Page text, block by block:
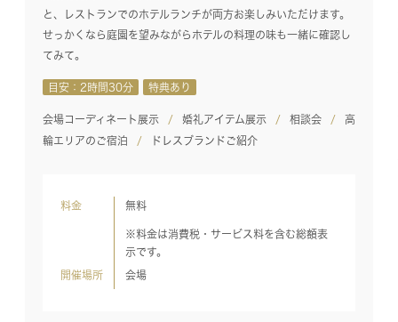
と、レストランでのホテルランチが両方お楽しみいただけます。
せっかくなら庭園を望みながらホテルの料理の味も一緒に確認し
てみて。
目安：2時間30分 特典あり
会場コーディネート展示 婚礼アイテム展示 相談会
高
輪エリアのご宿泊
ドレスブランドご紹介
料金 無料
※料金は消費税・サービス料を含む総額表
示です。
開催場所 会場